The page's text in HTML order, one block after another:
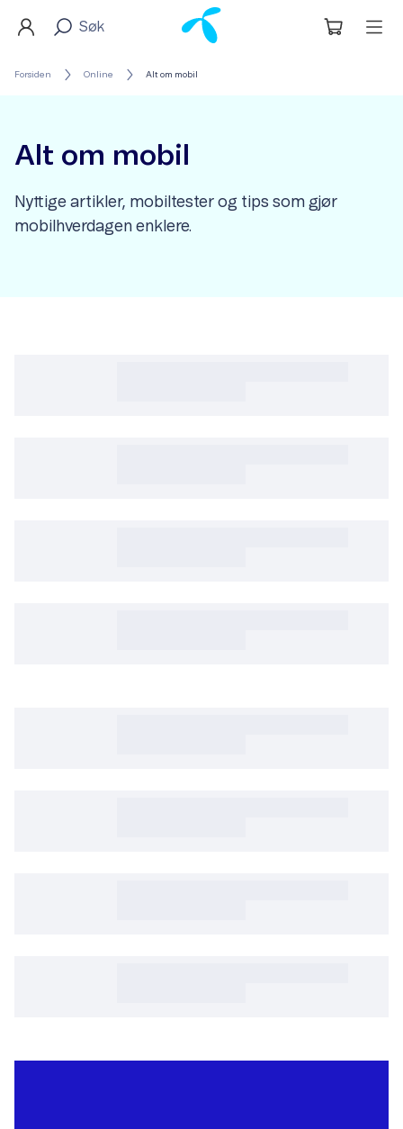
Forsiden Online Alt om mobil
Alt om mobil
Nyttige artikler, mobiltester og tips som gjør
mobilhverdagen enklere.